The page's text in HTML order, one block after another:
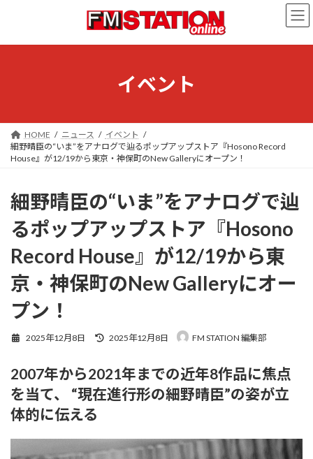
ン
ー
イベント
HOME ニュース
イベント
細野晴臣の“いま”をアナログで辿るポップアップストア『Hosono Record
House』が12/19から東京・神保町のNew Galleryにオープン！
細野晴臣の“いま”をアナログで辿
るポップアップストア『Hosono
Record House』が12/19から東
京・神保町のNew Galleryにオー
プン！
2025年12月8日
最
新
日
時
2025年12月8日 FM STATION 編集部
2007年から2021年までの近年8作品に焦点
を当て、 “現在進行形の細野晴臣”の姿が立
体的に伝える